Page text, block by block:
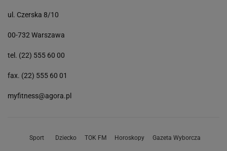
ul. Czerska 8/10
00-732 Warszawa
tel. (22) 555 60 00
fax. (22) 555 60 01
myfitness@agora.pl
Sport Dziecko TOK FM Horoskopy Gazeta Wyborcza